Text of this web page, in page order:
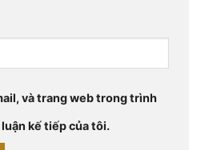
và trang web trong trình
kế tiếp của tôi.